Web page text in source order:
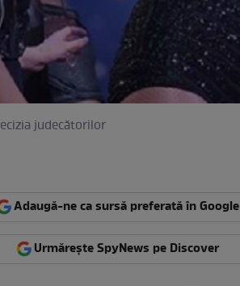
judecătorilor
Adaugă-ne ca sursă preferată în Google
Urmărește SpyNews pe Discover